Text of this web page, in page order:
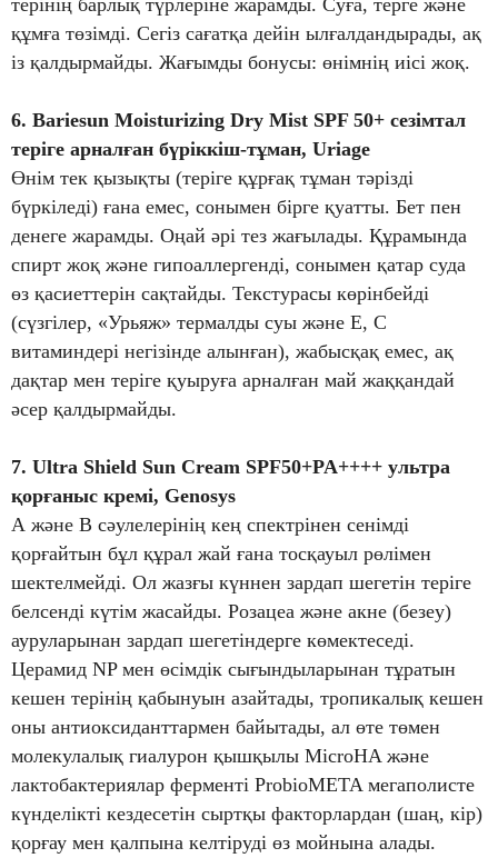
құмға төзімді. Сегіз сағатқа дейін ылғалдандырады, ақ
із қалдырмайды. Жағымды бонусы: өнімнің иісі жоқ.
6. Bariesun Moisturizing Dry Mist SPF 50+ сезімтал
теріге арналған бүріккіш-тұман, Uriage
Өнім тек қызықты (теріге құрғақ тұман тәрізді
бүркіледі) ғана емес, сонымен бірге қуатты. Бет пен
денеге жарамды. Оңай әрі тез жағылады. Құрамында
спирт жоқ және гипоаллергенді, сонымен қатар суда
өз қасиеттерін сақтайды. Текстурасы көрінбейді
(сүзгілер, «Урьяж» термалды суы және Е, С
витаминдері негізінде алынған), жабысқақ емес, ақ
дақтар мен теріге қуыруға арналған май жаққандай
әсер қалдырмайды.
7. Ultra Shield Sun Cream SPF50+PA++++ ультра
қорғаныс кремі, Genosys
А және В сәулелерінің кең спектрінен сенімді
қорғайтын бұл құрал жай ғана тосқауыл рөлімен
шектелмейді. Ол жазғы күннен зардап шегетін теріге
белсенді күтім жасайды. Розацеа және акне (безеу)
ауруларынан зардап шегетіндерге көмектеседі.
Церамид NP мен өсімдік сығындыларынан тұратын
кешен терінің қабынуын азайтады, тропикалық кешен
оны антиоксиданттармен байытады, ал өте төмен
молекулалық гиалурон қышқылы MicroHA және
лактобактериялар ферменті ProbioMETA мегаполисте
күнделікті кездесетін сыртқы факторлардан (шаң, кір)
қорғау мен қалпына келтіруді өз мойнына алады.